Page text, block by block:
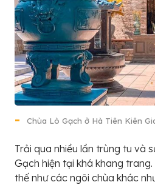
Chùa Lò Gạch ở Hà Tiên Kiên
Trải qua nhiều lần trùng tu và
Gạch hiện tại khá khang
thế như các ngôi chùa khác